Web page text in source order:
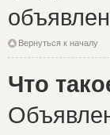
Вернуться к началу
Что